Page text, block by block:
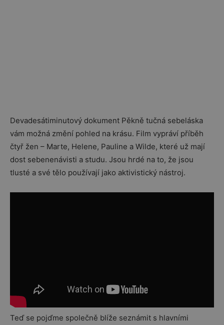
Devadesátiminutový dokument Pěkně tučná sebeláska
vám možná změní pohled na krásu. Film vypráví příběh
čtyř žen – Marte, Helene, Pauline a Wilde, které už mají
dost sebenenávisti a studu. Jsou hrdé na to, že jsou
tlusté a své tělo používají jako aktivistický nástroj.
Teď se pojďme společně blíže seznámit s hlavními